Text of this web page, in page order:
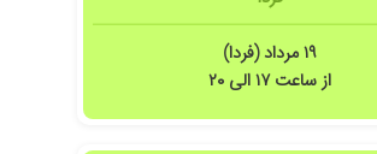
۱۹ مرداد (فردا)
از ساعت ۱۷ الی ۲۰